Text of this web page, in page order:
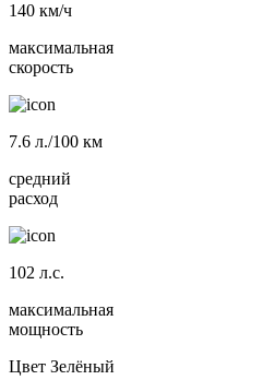
140 км/ч
максимальная
скорость
7.6 л./100 км
средний
расход
102 л.с.
максимальная
мощность
Цвет Зелёный